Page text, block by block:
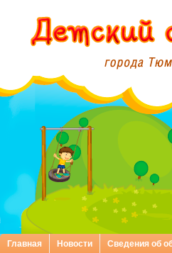
Главная Новости
Сведения об